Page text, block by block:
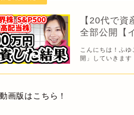
【20代で
全部公開【
こんにちは！ふ
開」していきま
画版はこちら！